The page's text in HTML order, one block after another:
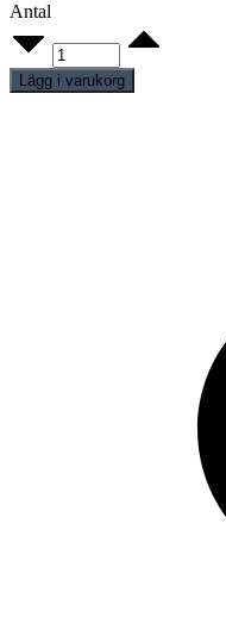
Antal
Dax
03
quantity
Lägg i varukorg